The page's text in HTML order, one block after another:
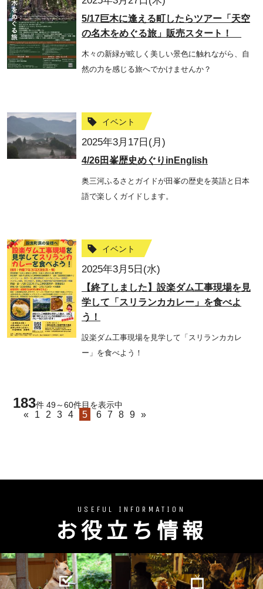
5/17巨木に逢える町したらツアー「天空
の名木をめぐる旅」販売スタート！
木々の新緑が眩しく美しい景色に触れながら、自
然の力を感じる旅へでかけませんか？
イベント
2025年3月17日(月)
4/26田峯歴史めぐりinEnglish
奥三河ふるさとガイドが田峯の歴史を英語と日本
語で楽しくガイドします。
イベント
2025年3月5日(水)
【終了しました】設楽ダム工事現場を見
学して「スリランカカレー」を食べよ
う！
設楽ダム工事現場を見学して「スリランカカレ
ー」を食べよう！
183件 49～60件目を表示中
« 1 2 3 4 5 6 7 8 9 »
USEFUL INFORMATION
お役立ち情報